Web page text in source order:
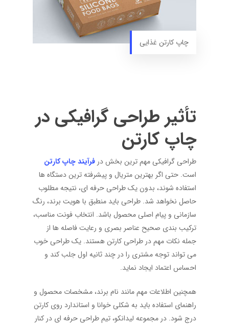
چاپ کارتن غذایی
تأثیر طراحی گرافیکی در
چاپ کارتن
طراحی گرافیکی مهم ترین بخش در فرآیند چاپ کارتن
است. حتی اگر بهترین متریال و پیشرفته ترین دستگاه ها
استفاده شوند، بدون یک طراحی حرفه ای، نتیجه مطلوب
حاصل نخواهد شد. طراحی باید منطبق با هویت برند، رنگ
سازمانی و پیام اصلی محصول باشد. انتخاب فونت مناسب،
ترکیب بندی صحیح عناصر بصری و رعایت فاصله ها از
جمله نکات مهم در طراحی کارتن هستند. یک طراحی خوب
می تواند توجه مشتری را در چند ثانیه اول جلب کند و
احساس اعتماد ایجاد نماید.
همچنین اطلاعات مهم مانند نام برند، مشخصات محصول و
راهنمای استفاده باید به شکلی خوانا و استاندارد روی کارتن
درج شود. در مجموعه لیدانکو، تیم طراحی حرفه ای در کنار